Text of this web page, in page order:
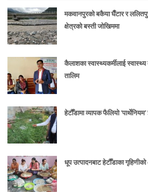
मकवानपुरको बकैया घैँटार र
क्षेत्रको बस्ती जोखिममा
कैलाशका स्वास्थ्यकर्मीलाई
तालिम
हेटौँडामा व्यापक फैलियो
धूप उत्पादनबाट हेटौँडाका